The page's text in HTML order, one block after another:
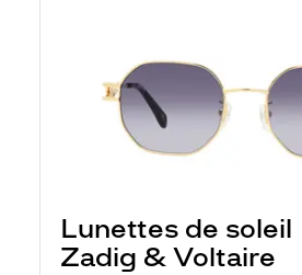
Lunettes de soleil
Zadig & Voltaire